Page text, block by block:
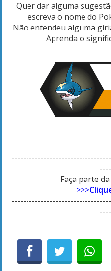
Quer dar alguma
escreva o nome do
Não entendeu alguma
Aprenda o
Faça parte
>>>